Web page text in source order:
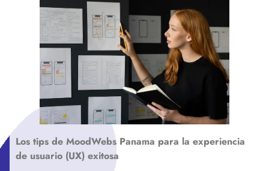
Los tips de MoodWebs Panama para la experiencia
de usuario (UX) exitosa